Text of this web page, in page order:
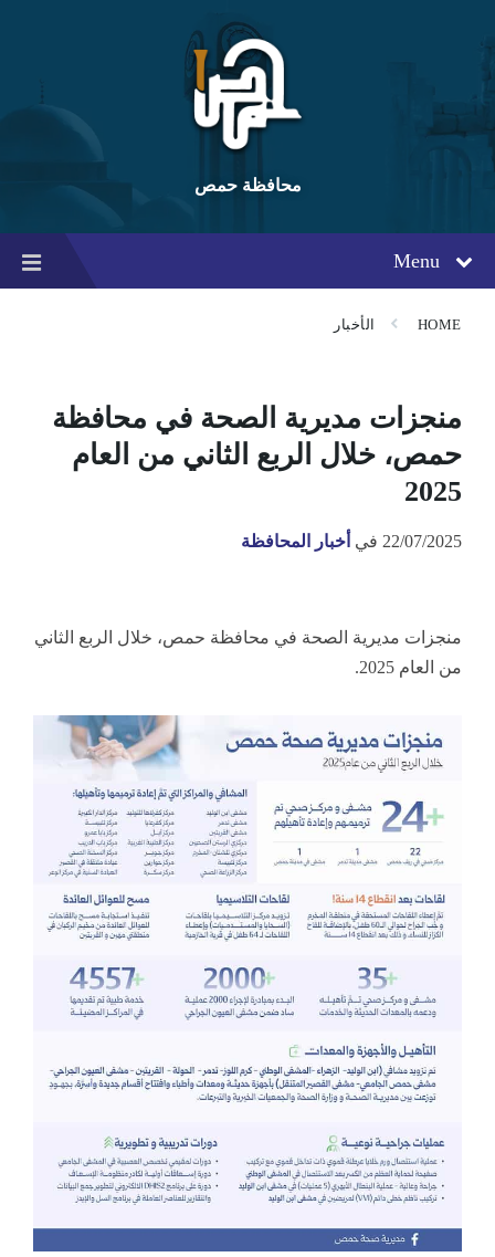
content
main
navigation
footer
محافظة حمص
Menu
HOME الأخبار
منجزات مديرية الصحة في محافظة
حمص، خلال الربع الثاني من العام
2025
22/07/2025 في أخبار المحافظة
منجزات مديرية الصحة في محافظة حمص، خلال الربع الثاني
من العام 2025.